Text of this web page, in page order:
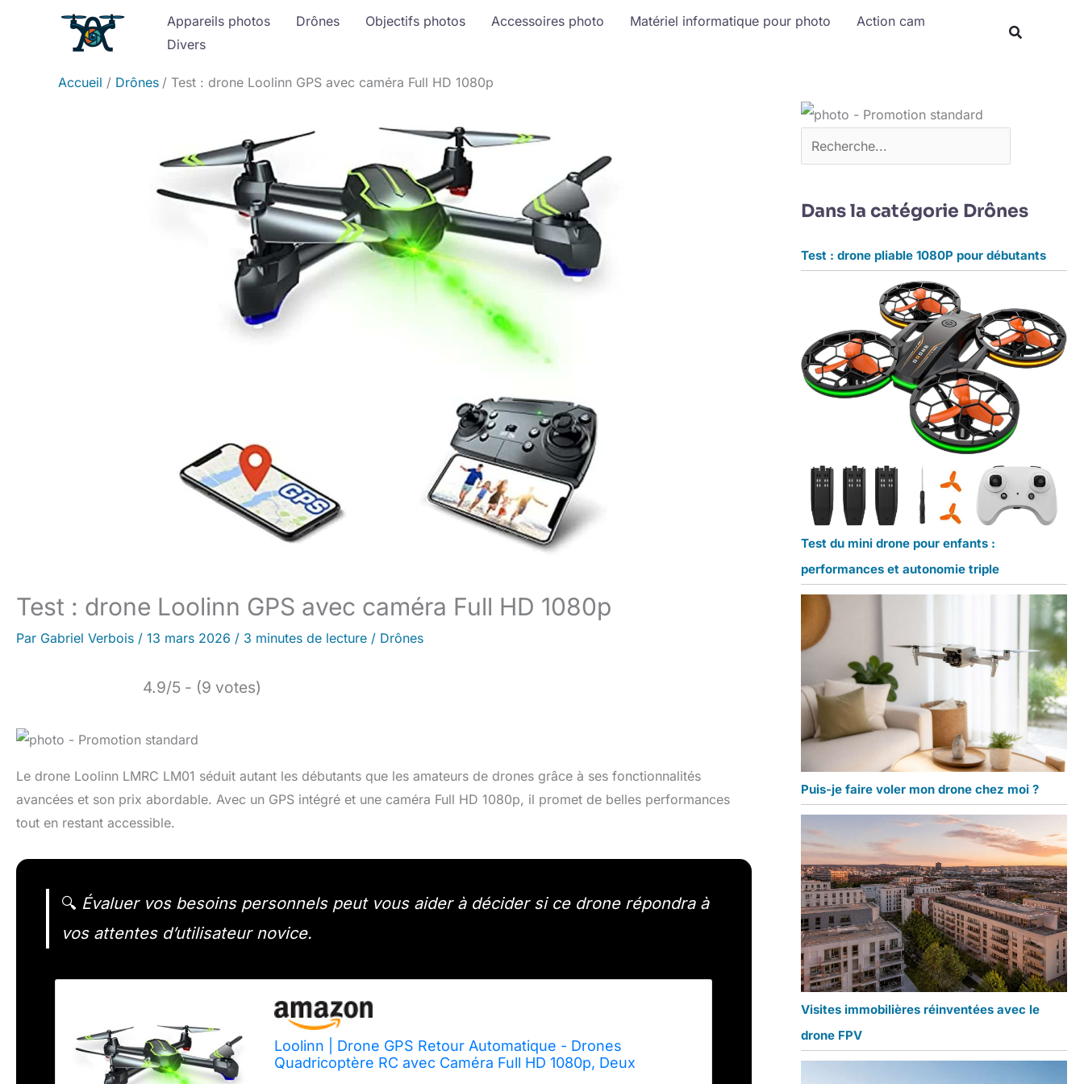
Appareils photos Drônes Objectifs photos Accessoires photo Matériel informatique pour photo
Action cam
Divers
Accueil Drônes Test : drone Loolinn GPS avec caméra Full HD 1080p
Test : drone Loolinn GPS avec caméra Full HD 1080p
Par Gabriel Verbois / 13 mars 2026 / 3 minutes de lecture / Drônes
4.9/5 - (9 votes)
Le drone Loolinn LMRC LM01 séduit autant les débutants que les amateurs de drones grâce à ses fonctionnalités
avancées et son prix abordable. Avec un GPS intégré et une caméra Full HD 1080p, il promet de belles performances
tout en restant accessible.
🔍 Évaluer vos besoins personnels peut vous aider à décider si ce drone répondra à
vos attentes d’utilisateur novice.
Loolinn | Drone GPS Retour Automatique - Drones
Quadricoptère RC avec Caméra Full HD 1080p, Deux
Rechercher
Dans la catégorie Drônes
Test : drone pliable 1080P pour débutants
Test du mini drone pour enfants :
performances et autonomie triple
Puis-je faire voler mon drone chez moi ?
Visites immobilières réinventées avec le
drone FPV